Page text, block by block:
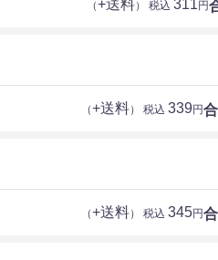
（+送料） 税込 311円
（+送料） 税込 339円
（+送料） 税込 345円